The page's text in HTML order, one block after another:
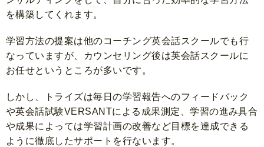
を構築してくれます。
学習方法の提案は他のコーチング英会話スクールでも行
なっていますが、カウンセリング後は英会話スクールに
お任せというところが多いです。
しかし、トライズは毎日の学習報告へのフィードバック
や英会話試験VERSANTによる成果測定、学習の進み具合
や成果によっては学習計画の改善など目標を達成できる
ように徹底したサポートを行ないます。